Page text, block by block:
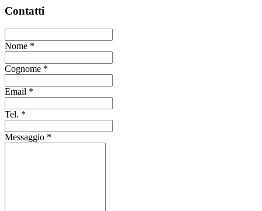
Contatti
Nome *
Cognome *
Email *
Tel. *
Messaggio *